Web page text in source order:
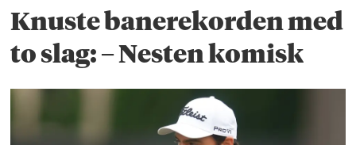
Knuste banerekorden med
to slag: – Nesten komisk